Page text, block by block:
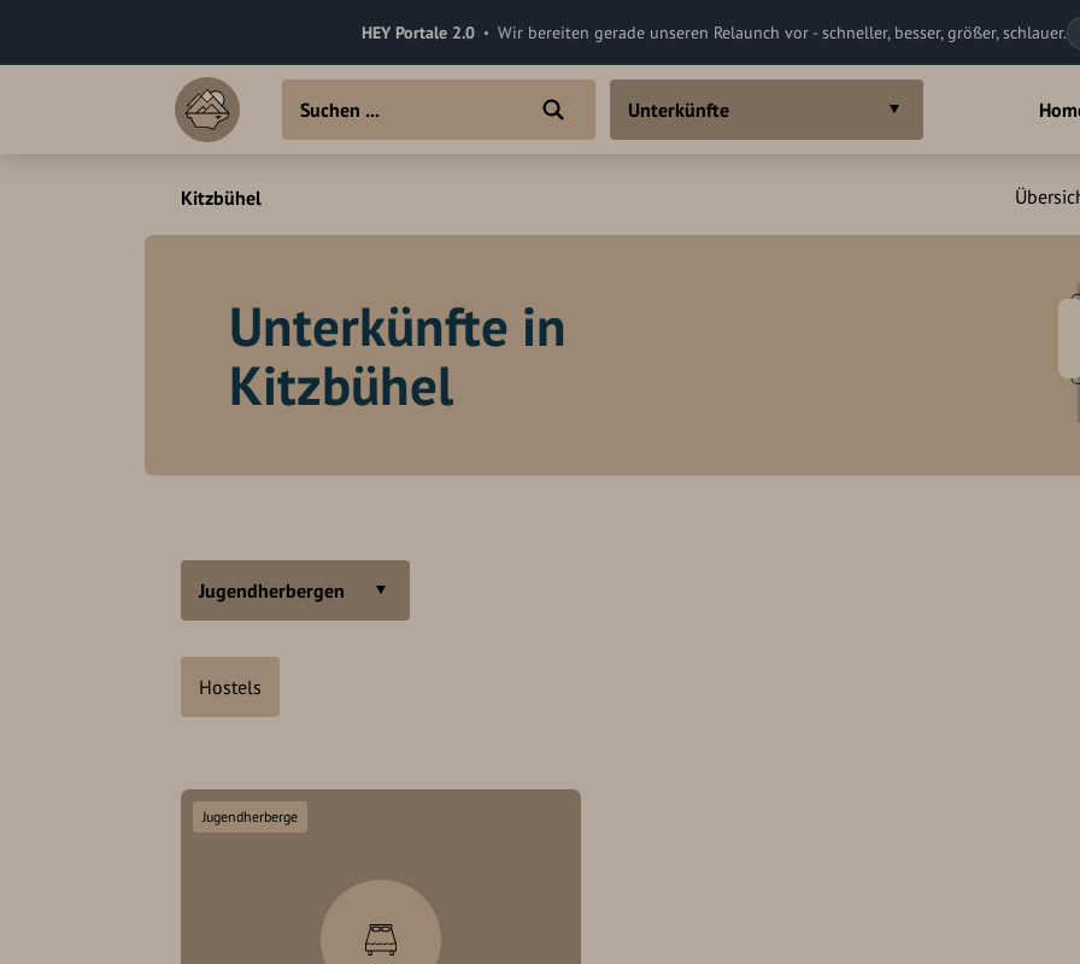
HEY Portale 2.0 Wir bereiten gerade unseren Relaunch vor - schneller, besser, größer, schlauer.
Unterkünfte
Kitzbühel
Unterkünfte in
Kitzbühel
Jugendherbergen
Hostels
Jugendherberge